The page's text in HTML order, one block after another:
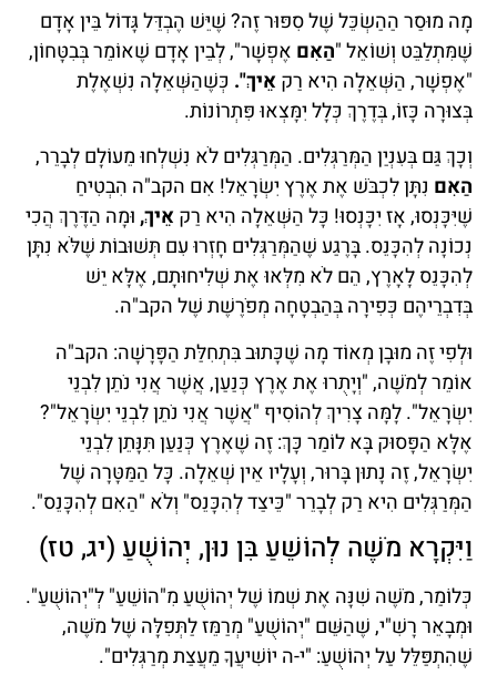
מָה מוּסַר הַהַשְׂכֵּל שֶׁל סִפּוּר זֶה? שֶׁיֵּשׁ הֶבְדֵּל גָּדוֹל בֵּין אָדָם
שֶׁמִּתְלַבֵּט וְשׁוֹאֵל "הַאִם אֶפְשָׁר", לְבֵין אָדָם שֶׁאוֹמֵר בְּבִטָּחוֹן,
"אֶפְשָׁר, הַשְּׁאֵלָה הִיא רַקאֵיךְ". כְּשֶׁהַשְּׁאֵלָה נִשְׁאֶלֶת
בְּצוּרָה כָּזוֹ, בְּדֶרֶךְ כְּלָל יִמָּצְאוּ פִּתְרוֹנוֹת.
וְכָךְ גַּם בְּעִנְיַן הַמְּרַגְּלִים. הַמְּרַגְּלִים לֹא נִשְׁלְחוּ מֵעוֹלָם לְבָרֵר,
הַאִם נִתָּן לִכְבֹּשׁ אֶת אֶרֶץ יִשְׂרָאֵל! אִם הקב"ה הִבְטִיחַ
שֶׁיִּכָּנְסוּ, אָז יִכָּנְסוּ! כָּל הַשְּׁאֵלָה הִיא רַקאֵיךְ,וּמָה הַדֶּרֶךְ הֲכִי
נְכוֹנָה לְהִכָּנֵס. בָּרֶגַע שֶׁהַמְּרַגְּלִים חָזְרוּ עִם תְּשׁוּבוֹת שֶׁלֹּא נִתָּן
לְהִכָּנֵס לָאָרֶץ, הֵם לֹא מִלְּאוּ אֶת שְׁלִיחוּתָם, אֶלָּא יֵשׁ
בְּדִבְרֵיהֶם כְּפִירָה בְּהַבְטָחָה מְפֹרֶשֶׁת שֶׁל הקב"ה.
וּלְפִי זֶה מוּבָן מְאוֹד מָה שֶׁכָּתוּב בִּתְחִלַּת הַפָּרָשָׁה: הקב"ה
אוֹמֵר לְמֹשֶׁה, "וְיָתֻרוּ אֶת אֶרֶץ כְּנַעַן, אֲשֶׁר אֲנִי נֹתֵן לִבְנֵי
יִשְׂרָאֵל". לָמָּה צָרִיךְ לְהוֹסִיף "אֲשֶׁר אֲנִי נֹתֵן לִבְנֵי יִשְׂרָאֵל"?
אֶלָּא הַפָּסוּק בָּא לוֹמַר כָּךְ: זֶה שֶׁאֶרֶץ כְּנַעַן תִּנָּתֵן לִבְנֵי
יִשְׂרָאֵל, זֶה נָתוּן בָּרוּר, וְעָלָיו אֵין שְׁאֵלָה. כָּל הַמַּטָּרָה שֶׁל
הַמְּרַגְּלִים הִיא רַק לְבָרֵר "כֵּיצַד לְהִכָּנֵס" וְלֹא "הַאִם לְהִכָּנֵס".
וַיִּקְרָא מֹשֶׁה לְהוֹשֵׁעַ בִּן נוּן, יְהוֹשֻׁעַ (יג, טז)
כְּלוֹמַר, מֹשֶׁה שִׁנָּה אֶת שְׁמוֹ שֶׁל יְהוֹשֻׁעַ מִ"הוֹשֵׁעַ" לְ"יְהוֹשֻׁעַ".
וּמְבָאֵר רָשִׁ"י, שֶׁהַשֵּׁם "יְהוֹשֻׁעַ" מְרַמֵּז לַתְּפִלָּה שֶׁל מֹשֶׁה,
שֶׁהִתְפַּלֵּל עַל יְהוֹשֻׁעַ: "י-ה יוֹשִׁיעֲךָ מֵעֲצַת מְרַגְּלִים".